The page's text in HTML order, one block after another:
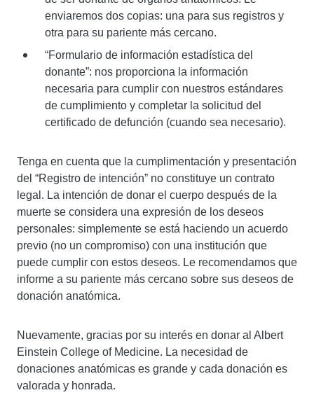
enviaremos dos copias: una para sus registros y
otra para su pariente más cercano.
“Formulario de información estadística del
donante”: nos proporciona la información
necesaria para cumplir con nuestros estándares
de cumplimiento y completar la solicitud del
certificado de defunción (cuando sea necesario).
Tenga en cuenta que la cumplimentación y presentación
del “Registro de intención” no constituye un contrato
legal. La intención de donar el cuerpo después de la
muerte se considera una expresión de los deseos
personales: simplemente se está haciendo un acuerdo
previo (no un compromiso) con una institución que
puede cumplir con estos deseos. Le recomendamos que
informe a su pariente más cercano sobre sus deseos de
donación anatómica.
Nuevamente, gracias por su interés en donar al Albert
Einstein College of Medicine. La necesidad de
donaciones anatómicas es grande y cada donación es
valorada y honrada.